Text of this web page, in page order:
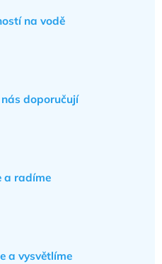
na vodě
doporučují
a radíme
a vysvětlíme